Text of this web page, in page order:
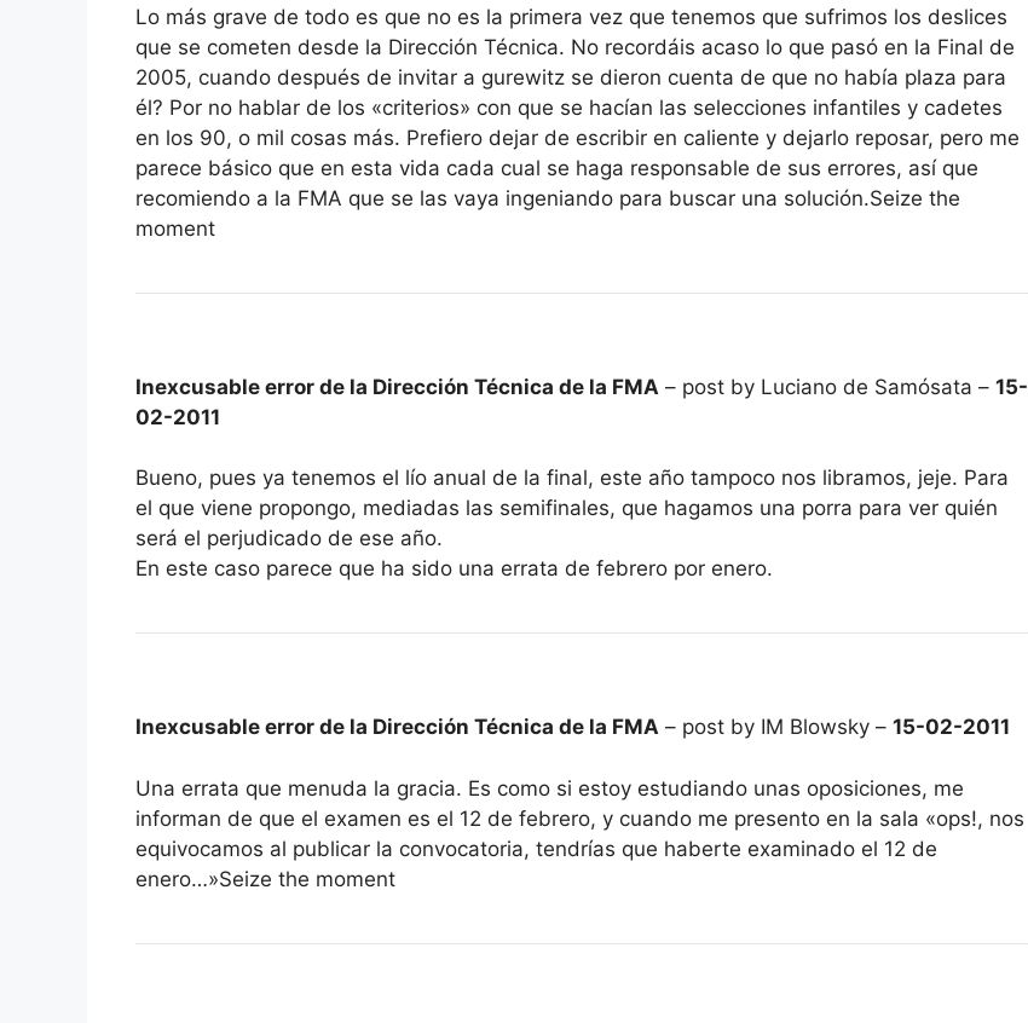
Lo más grave de todo es que no es la primera vez que tenemos que sufrimos los deslices
que se cometen desde la Dirección Técnica. No recordáis acaso lo que pasó en la Final de
2005, cuando después de invitar a gurewitz se dieron cuenta de que no había plaza para
él? Por no hablar de los «criterios» con que se hacían las selecciones infantiles y cadetes
en los 90, o mil cosas más. Prefiero dejar de escribir en caliente y dejarlo reposar, pero me
parece básico que en esta vida cada cual se haga responsable de sus errores, así que
recomiendo a la FMA que se las vaya ingeniando para buscar una solución.Seize the
moment
Inexcusable error de la Dirección Técnica de la FMA – post by Luciano de Samósata – 15-
02-2011
Bueno, pues ya tenemos el lío anual de la final, este año tampoco nos libramos, jeje. Para
el que viene propongo, mediadas las semifinales, que hagamos una porra para ver quién
será el perjudicado de ese año.
En este caso parece que ha sido una errata de febrero por enero.
Inexcusable error de la Dirección Técnica de la FMA – post by IM Blowsky – 15-02-2011
Una errata que menuda la gracia. Es como si estoy estudiando unas oposiciones, me
informan de que el examen es el 12 de febrero, y cuando me presento en la sala «ops!, nos
equivocamos al publicar la convocatoria, tendrías que haberte examinado el 12 de
enero…»Seize the moment